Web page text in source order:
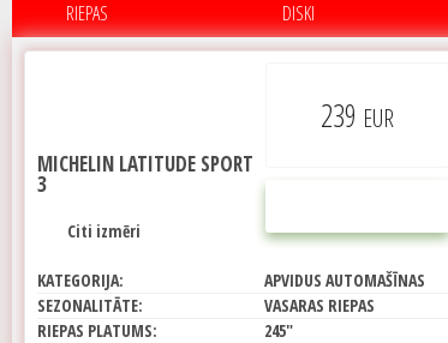
RIEPAS DISKI
239 EUR
MICHELIN LATITUDE SPORT
3
Citi izmēri
KATEGORIJA:
APVIDUS AUTOMAŠĪNAS
SEZONALITĀTE:
VASARAS RIEPAS
RIEPAS PLATUMS:
245"